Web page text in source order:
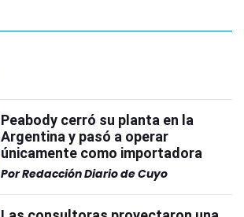
Peabody cerró su planta en la
Argentina y pasó a operar
únicamente como importadora
PorRedacción Diario de Cuyo